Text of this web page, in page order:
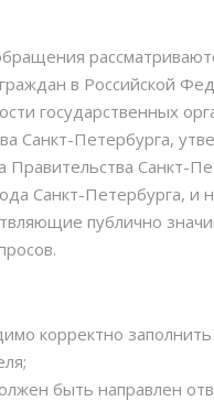
в Российской
государственных
Санкт-Петербурга,
Санкт-
Санкт-Петербурга, и
публично
корректно
быть направлен